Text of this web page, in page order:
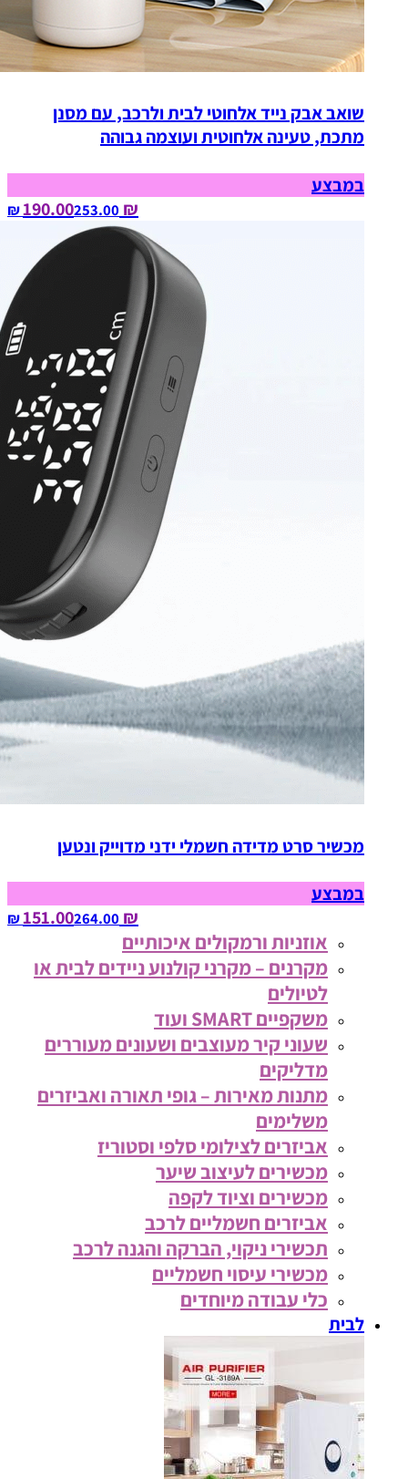
שואב אבק נייד אלחוטי לבית ולרכב, עם מסנן
מתכת, טעינה אלחוטית ועוצמה גבוהה
במבצע
₪ 190.00
253.00‏ ₪
מכשיר סרט מדידה חשמלי ידני מדוייק ונטען
במבצע
₪ 151.00
264.00‏ ₪
אוזניות ורמקולים איכותיים
מקרנים – מקרני קולנוע ניידים לבית או
לטיולים
משקפיים SMART ועוד
שעוני קיר מעוצבים ושעונים מעוררים
מדליקים
מתנות מאירות – גופי תאורה ואביזרים
משלימים
אביזרים לצילומי סלפי וסטוריז
מכשירים לעיצוב שיער
מכשירים וציוד לקפה
אביזרים חשמליים לרכב
תכשירי ניקוי, הברקה והגנה לרכב
מכשירי עיסוי חשמליים
כלי עבודה מיוחדים
לבית